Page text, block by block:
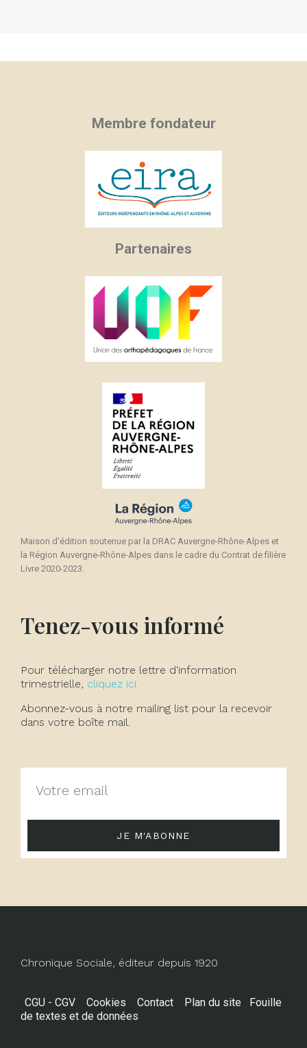
Membre fondateur
Partenaires
Maison d'édition soutenue par la DRAC Auvergne-Rhône-Alpes et
la Région Auvergne-Rhône-Alpes dans le cadre du Contrat de filière
Livre 2020-2023.
Tenez-vous informé
Pour télécharger notre lettre d'information
trimestrielle, cliquez ici.
Abonnez-vous à notre mailing list pour la recevoir
dans votre boîte mail.
JE M'ABONNE
Chronique Sociale, éditeur depuis 1920
CGU - CGV Cookies Contact Plan du site
Fouille
de textes et de données